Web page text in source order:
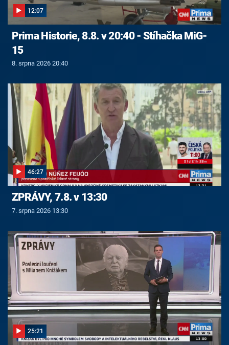
12:07
Prima Historie, 8.8. v 20:40 - Stíhačka MiG-
15
8. srpna 2026 20:40
46:27
ZPRÁVY, 7.8. v 13:30
7. srpna 2026 13:30
25:21